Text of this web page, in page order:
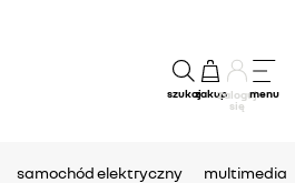
szukajzakupZaloguj
się
menu
samochód elektryczny multimedia